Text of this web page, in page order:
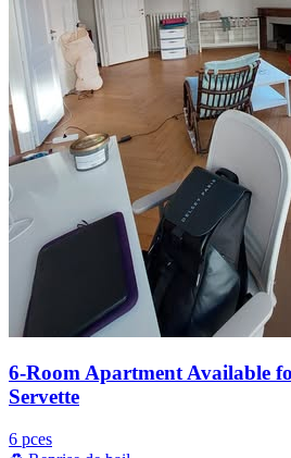
6-Room Apartment Available
Servette
6 pces